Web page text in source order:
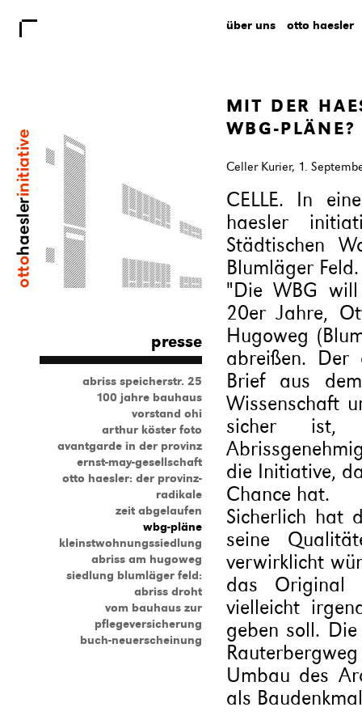
presse
abriss speicherstr. 25
100 jahre bauhaus
vorstand ohi
arthur köster foto
avantgarde in der provinz
ernst-may-gesellschaft
otto haesler: der provinz-
radikale
zeit abgelaufen
wbg-pläne
kleinstwohnungssiedlung
abriss am hugoweg
siedlung blumläger feld:
abriss droht
vom bauhaus zur
pflegeversicherung
buch-neuerscheinung
über uns otto haesler
MIT DER
WBG-PLÄNE?
Celler Kurier, 1.
CELLE. In
haesler
Städtischen
Blumläger Feld.
"Die WBG
20er Jahre,
Hugoweg
abreißen.
Brief aus
Wissenschaft
sicher ist,
die Initiative,
Chance hat.
Sicherlich hat
seine
verwirklicht
das Original
vielleicht
geben soll.
Umbau des
als